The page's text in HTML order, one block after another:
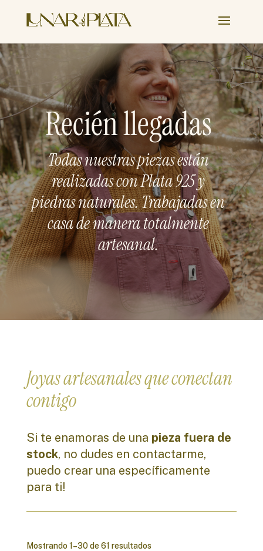
Recién llegadas
Todas nuestras piezas están
realizadas con Plata 925 y
piedras naturales. Trabajadas en
casa de manera totalmente
artesanal.
Joyas artesanales que conectan
contigo
Si te enamoras de una pieza fuera de
stock, no dudes en contactarme,
puedo crear una específicamente
para ti!
Mostrando 1–30 de 61 resultadosOrdenado